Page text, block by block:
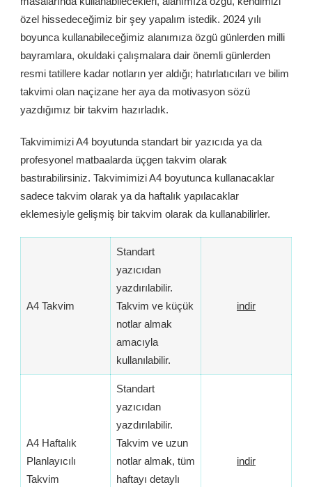
özel hissedeceğimiz bir şey yapalım istedik. 2024 yılı
boyunca kullanabileceğimiz alanımıza özgü günlerden milli
bayramlara, okuldaki çalışmalara dair önemli günlerden
resmi tatillere kadar notların yer aldığı; hatırlatıcıları ve bilim
takvimi olan naçizane her aya da motivasyon sözü
yazdığımız bir takvim hazırladık.
Takvimimizi A4 boyutunda standart bir yazıcıda ya da
profesyonel matbaalarda üçgen takvim olarak
bastırabilirsiniz. Takvimimizi A4 boyutunca kullanacaklar
sadece takvim olarak ya da haftalık yapılacaklar
eklemesiyle gelişmiş bir takvim olarak da kullanabilirler.
A4 Takvim
Standart
yazıcıdan
yazdırılabilir.
Takvim ve küçük
notlar almak
amacıyla
kullanılabilir.
indir
A4 Haftalık
Planlayıcılı
Takvim
Standart
yazıcıdan
yazdırılabilir.
Takvim ve uzun
notlar almak, tüm
haftayı detaylı
indir